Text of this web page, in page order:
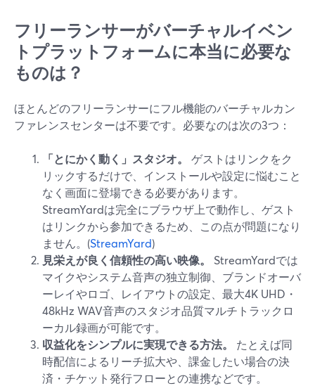
フリーランサーがバーチャルイベン
トプラットフォームに本当に必要な
ものは？
ほとんどのフリーランサーにフル機能のバーチャルカン
ファレンスセンターは不要です。必要なのは次の3つ：
「とにかく動く」スタジオ。
ゲストはリンクをク
リックするだけで、インストールや設定に悩むこと
なく画面に登場できる必要があります。
StreamYardは完全にブラウザ上で動作し、ゲスト
はリンクから参加できるため、この点が問題になり
ません。(StreamYard)
見栄えが良く信頼性の高い映像。
StreamYardでは
マイクやシステム音声の独立制御、ブランドオーバ
ーレイやロゴ、レイアウトの設定、最大4K UHD・
48kHz WAV音声のスタジオ品質マルチトラックロ
ーカル録画が可能です。
収益化をシンプルに実現できる方法。
たとえば同
時配信によるリーチ拡大や、課金したい場合の決
済・チケット発行フローとの連携などです。